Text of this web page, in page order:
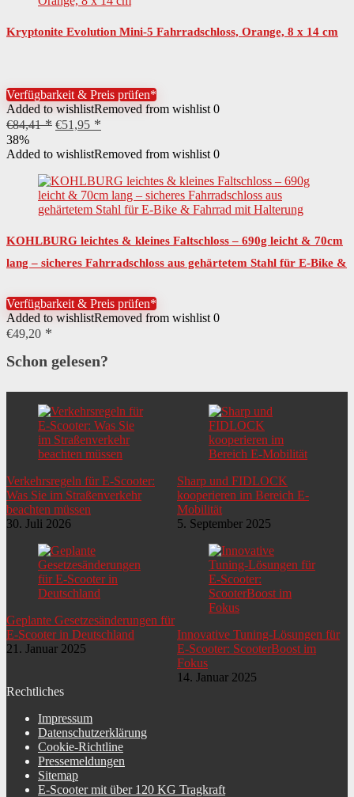
Kryptonite Evolution Mini-5 Fahrradschloss, Orange, 8 x 14 cm
Verfügbarkeit & Preis prüfen*
Added to wishlistRemoved from wishlist 0
€84,41
Ursprünglicher
war:
€51,95
ist:
38%
Added to wishlistRemoved from wishlist 0
KOHLBURG leichtes & kleines Faltschloss – 690g leicht & 70cm
lang – sicheres Fahrradschloss aus gehärtetem Stahl für E-Bike &
Verfügbarkeit & Preis prüfen*
Added to wishlistRemoved from wishlist 0
€49,20
Schon gelesen?
Verkehrsregeln für E-Scooter:
Was Sie im Straßenverkehr
beachten müssen
30. Juli 2026
Sharp und FIDLOCK
kooperieren im Bereich E-
Mobilität
5. September 2025
Geplante Gesetzesänderungen für
E-Scooter in Deutschland
21. Januar 2025
Innovative Tuning-Lösungen für
E-Scooter: ScooterBoost im
Fokus
14. Januar 2025
Rechtliches
Impressum
Datenschutzerklärung
Cookie-Richtline
Pressemeldungen
Sitemap
E-Scooter mit über 120 KG Tragkraft